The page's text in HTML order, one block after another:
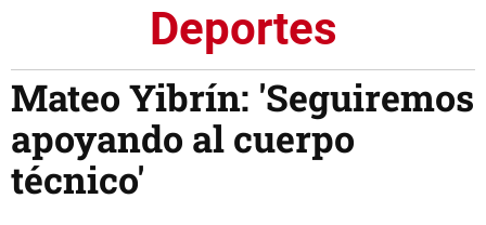
Deportes
Mateo Yibrín: 'Seguiremos
apoyando al cuerpo
técnico'